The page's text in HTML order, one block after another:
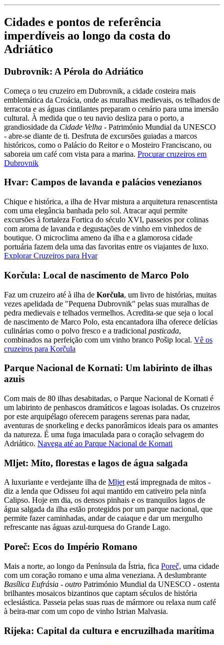
Cidades e pontos de referência
imperdíveis ao longo da costa do
Adriático
Dubrovnik: A Pérola do Adriático
Começa o teu cruzeiro em Dubrovnik, a cidade costeira mais
emblemática da Croácia, onde as muralhas medievais, os telhados de
terracota e as águas cintilantes preparam o cenário para uma imersão
cultural. À medida que o teu navio desliza para o porto, a
grandiosidade da Cidade Velha - Património Mundial da UNESCO
- abre-se diante de ti. Desfruta de excursões guiadas a marcos
históricos, como o Palácio do Reitor e o Mosteiro Franciscano, ou
saboreia um café com vista para a marina. Procurar cruzeiros em
Dubrovnik
Hvar: Campos de lavanda e palácios venezianos
Chique e histórica, a ilha de Hvar mistura a arquitetura renascentista
com uma elegância banhada pelo sol. Atracar aqui permite
excursões à fortaleza Fortica do século XVI, passeios por colinas
com aroma de lavanda e degustações de vinho em vinhedos de
boutique. O microclima ameno da ilha e a glamorosa cidade
portuária fazem dela uma das favoritas entre os viajantes de luxo.
Explorar Cruzeiros para Hvar
Korčula: Local de nascimento de Marco Polo
Faz um cruzeiro até à ilha de Korčula, um livro de histórias, muitas
vezes apelidada de "Pequena Dubrovnik" pelas suas muralhas de
pedra medievais e telhados vermelhos. Acredita-se que seja o local
de nascimento de Marco Polo, esta encantadora ilha oferece delícias
culinárias como o polvo fresco e a tradicional pasticada,
combinados na perfeição com um vinho branco Pošip local. Vê os
cruzeiros para Korčula
Parque Nacional de Kornati: Um labirinto de ilhas
azuis
Com mais de 80 ilhas desabitadas, o Parque Nacional de Kornati é
um labirinto de penhascos dramáticos e lagoas isoladas. Os cruzeiros
por este arquipélago oferecem paragens serenas para nadar,
aventuras de snorkeling e decks panorâmicos ideais para os amantes
da natureza. É uma fuga imaculada para o coração selvagem do
Adriático. Navega até ao Parque Nacional de Kornati
Mljet: Mito, florestas e lagos de água salgada
A luxuriante e verdejante ilha de Mljetestá impregnada de mitos -
diz a lenda que Odisseu foi aqui mantido em cativeiro pela ninfa
Calipso. Hoje em dia, os densos pinhais e os tranquilos lagos de
água salgada da ilha estão protegidos por um parque nacional, que
permite fazer caminhadas, andar de caiaque e dar um mergulho
refrescante nas águas azul-turquesa do Grande Lago.
Poreč: Ecos do Império Romano
Mais a norte, ao longo da Península da Ístria, fica Poreč, uma cidade
com um coração romano e uma alma veneziana. A deslumbrante
Basílica Eufrásia - outro Património Mundial da UNESCO - ostenta
brilhantes mosaicos bizantinos que captam séculos de história
eclesiástica. Passeia pelas suas ruas de mármore ou relaxa num café
à beira-mar com um copo de vinho Istrian Malvasia.
Rijeka: Capital da cultura e encruzilhada marítima